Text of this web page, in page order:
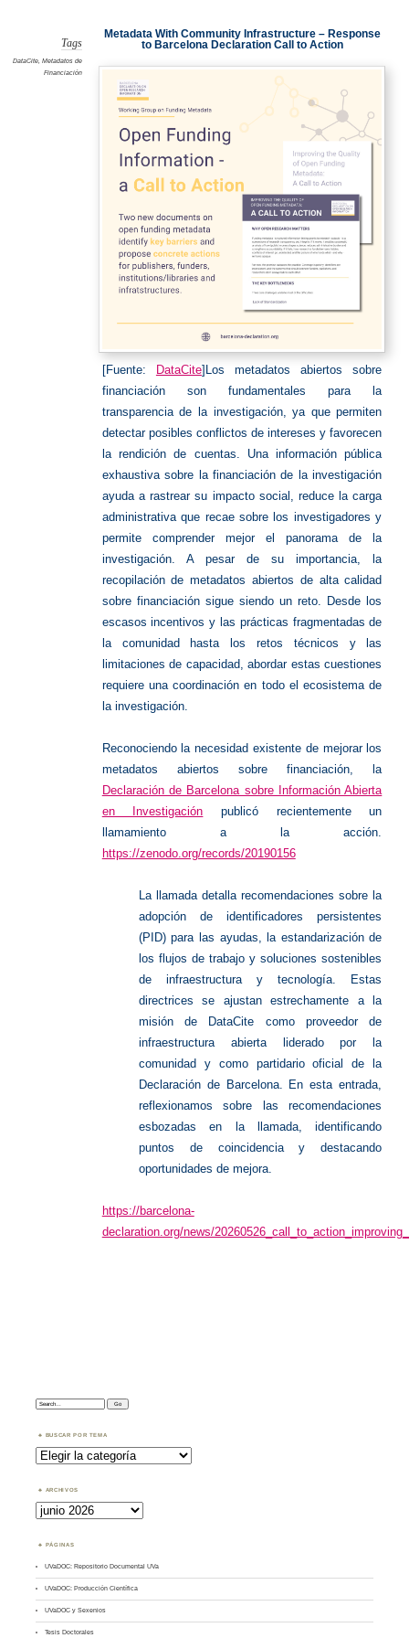
Tags
DataCite, Metadatos de
Financiación
Metadata With Community Infrastructure – Response
to Barcelona Declaration Call to Action
[Fuente: DataCite]Los metadatos abiertos sobre
financiación son fundamentales para la
transparencia de la investigación, ya que permiten
detectar posibles conflictos de intereses y favorecen
la rendición de cuentas. Una información pública
exhaustiva sobre la financiación de la investigación
ayuda a rastrear su impacto social, reduce la carga
administrativa que recae sobre los investigadores y
permite comprender mejor el panorama de la
investigación. A pesar de su importancia, la
recopilación de metadatos abiertos de alta calidad
sobre financiación sigue siendo un reto. Desde los
escasos incentivos y las prácticas fragmentadas de
la comunidad hasta los retos técnicos y las
limitaciones de capacidad, abordar estas cuestiones
requiere una coordinación en todo el ecosistema de
la investigación.
Reconociendo la necesidad existente de mejorar los
metadatos abiertos sobre financiación, la
Declaración de Barcelona sobre Información Abierta
en Investigación publicó recientemente un
llamamiento a la acción.
https://zenodo.org/records/20190156
La llamada detalla recomendaciones sobre la
adopción de identificadores persistentes
(PID) para las ayudas, la estandarización de
los flujos de trabajo y soluciones sostenibles
de infraestructura y tecnología. Estas
directrices se ajustan estrechamente a la
misión de DataCite como proveedor de
infraestructura abierta liderado por la
comunidad y como partidario oficial de la
Declaración de Barcelona. En esta entrada,
reflexionamos sobre las recomendaciones
esbozadas en la llamada, identificando
puntos de coincidencia y destacando
oportunidades de mejora.
https://barcelona-
declaration.org/news/
Search:
BUSCAR POR TEMA
Buscar
por
Tema
ARCHIVOS
Archivos
PÁGINAS
UVaDOC: Repositorio Documental UVa
UVaDOC: Producción Científica
UVaDOC y Sexenios
Tesis Doctorales